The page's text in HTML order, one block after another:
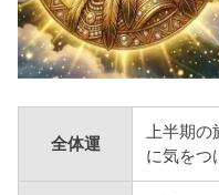
全体運
上半期
に気をつ